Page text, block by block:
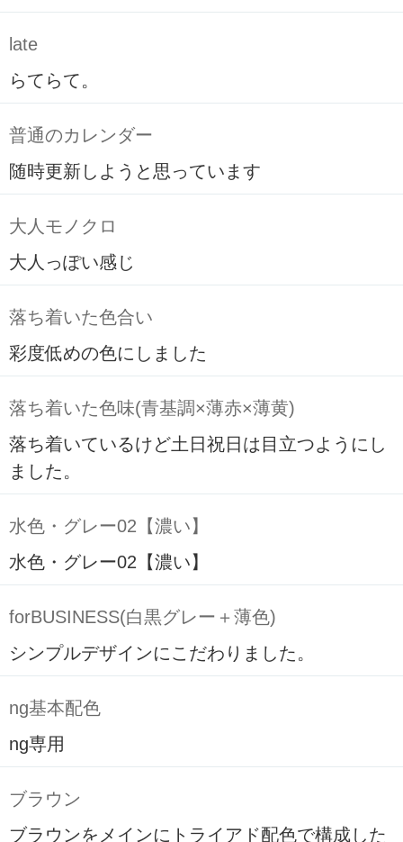
late
らてらて。
普通のカレンダー
随時更新しようと思っています
大人モノクロ
大人っぽい感じ
落ち着いた色合い
彩度低めの色にしました
落ち着いた色味(青基調×薄赤×薄黄)
落ち着いているけど土日祝日は目立つようにし
ました。
水色・グレー02【濃い】
水色・グレー02【濃い】
forBUSINESS(白黒グレー＋薄色)
シンプルデザインにこだわりました。
ng基本配色
ng専用
ブラウン
ブラウンをメインにトライアド配色で構成した